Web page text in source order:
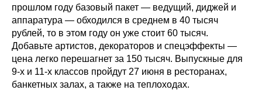
прошлом году базовый пакет — ведущий, диджей и
аппаратура — обходился в среднем в 40 тысяч
рублей, то в этом году он уже стоит 60 тысяч.
Добавьте артистов, декораторов и спецэффекты —
цена легко перешагнет за 150 тысяч. Выпускные для
9-х и 11-х классов пройдут 27 июня в ресторанах,
банкетных залах, а также на теплоходах.